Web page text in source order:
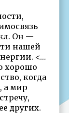
Он —
нашей
<…
хорошо
когда
а мир
других.